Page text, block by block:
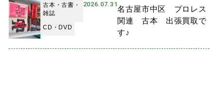
古本・古書・
雑誌
CD・DVD
2026.07.31
名古屋市中区 プロレス
関連 古本 出張買取で
す♪